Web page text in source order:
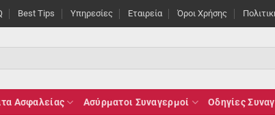
Best Tips Υπηρεσίες Εταιρεία Όροι Χρήσης
Ασφαλείας Ασύρματοι Συναγερμοί Οδηγίες